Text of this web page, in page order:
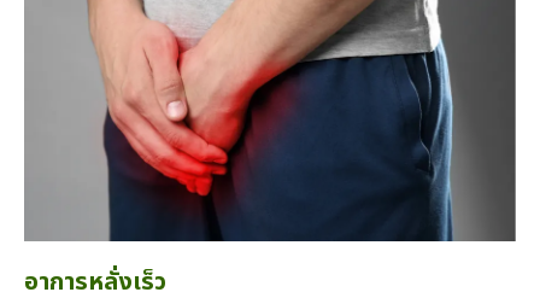
อาการหลั่งเร็ว